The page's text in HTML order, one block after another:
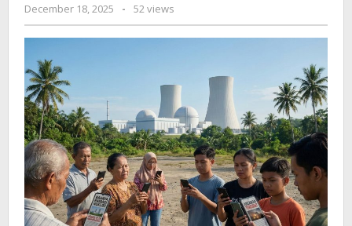
Publiknya
December 18, 2025
by
faras
prakasa
- 52 views